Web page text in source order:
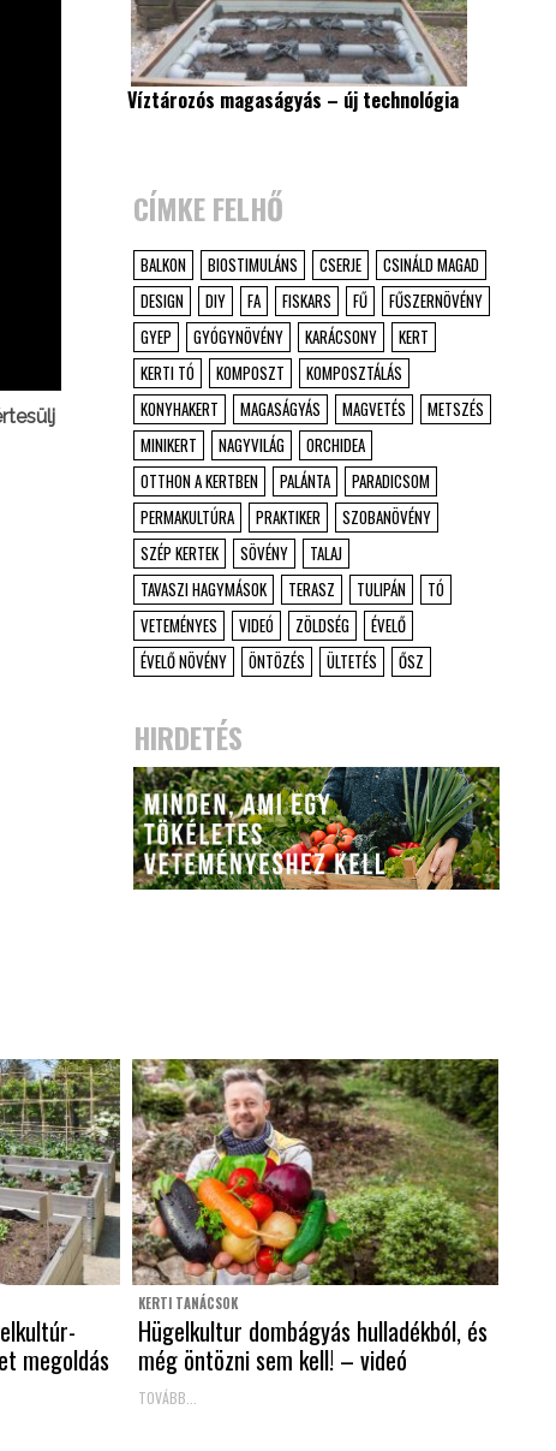
Víztározós magaságyás – új technológia
CÍMKE FELHŐ
BALKON BIOSTIMULÁNS CSERJE
CSINÁLD MAGAD
DESIGN
DIY FA FISKARS FŰ
FŰSZERNÖVÉNY
GYEP
GYÓGYNÖVÉNY KARÁCSONY
KERT
KERTI TÓ
KOMPOSZT
KOMPOSZTÁLÁS
KONYHAKERT
MAGASÁGYÁS MAGVETÉS
METSZÉS
MINIKERT
NAGYVILÁG
ORCHIDEA
OTTHON A KERTBEN
PALÁNTA
PARADICSOM
PERMAKULTÚRA
PRAKTIKER
SZOBANÖVÉNY
SZÉP KERTEK
SÖVÉNY
TALAJ
TAVASZI HAGYMÁSOK
TERASZ TULIPÁN
TÓ
VETEMÉNYES
VIDEÓ ZÖLDSÉG
ÉVELŐ
ÉVELŐ NÖVÉNY
ÖNTÖZÉS ÜLTETÉS ŐSZ
HIRDETÉS
megoldás
KERTI TANÁCSOK
Hügelkultur dombágyás hulladékból, és
még öntözni sem kell! – videó
TOVÁBB...